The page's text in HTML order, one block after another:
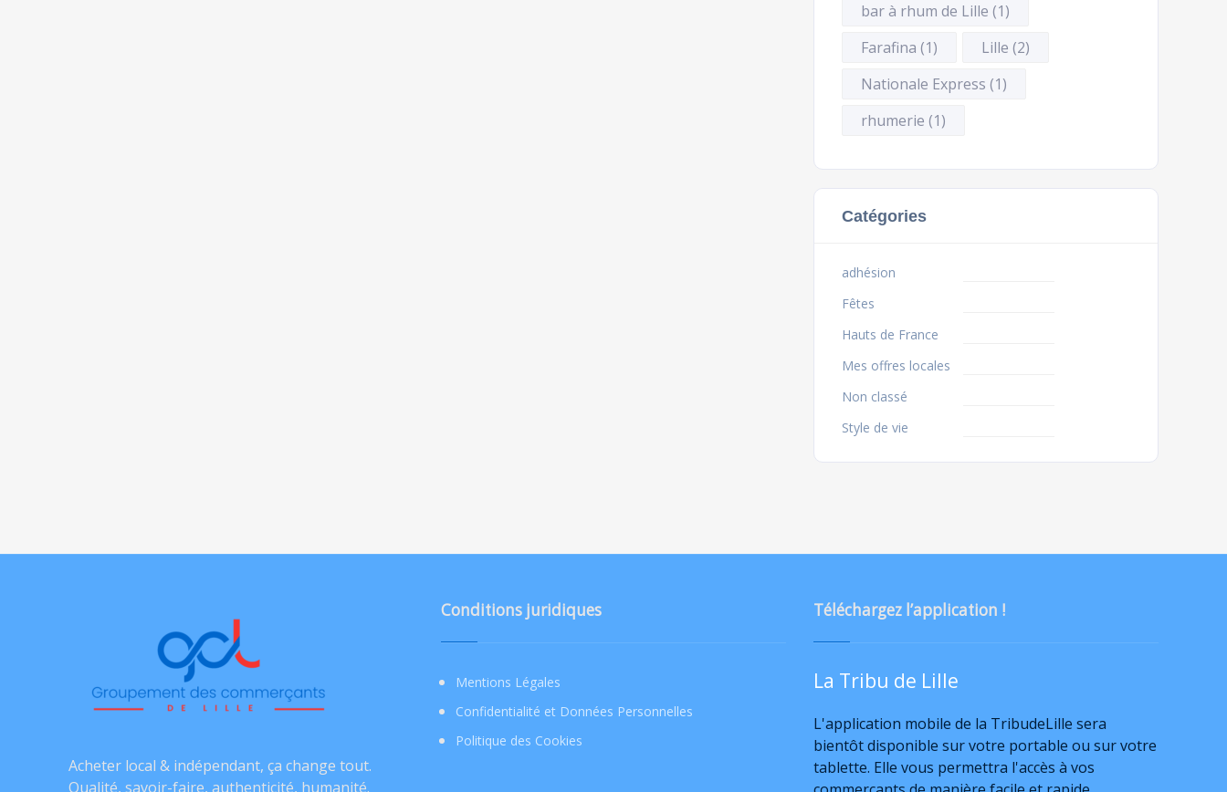
bar à rhum de Lille (1)
Farafina (1) Lille (2)
Nationale Express (1)
rhumerie (1)
Catégories
adhésion
Fêtes
Hauts de France
Mes offres locales
Non classé
Style de vie
Acheter local & indépendant, ça change tout.
Qualité, savoir-faire, authenticité, humanité.
Conditions juridiques
Mentions Légales
Confidentialité et Données Personnelles
Politique des Cookies
Téléchargez l’application !
La Tribu de Lille
L'application mobile de la TribudeLille sera
bientôt disponible sur votre portable ou sur votre
tablette. Elle vous permettra l'accès à vos